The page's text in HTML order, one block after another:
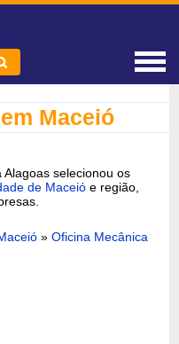
Maceió
selecionou os
de Maceió e região,
»Oficina Mecânica